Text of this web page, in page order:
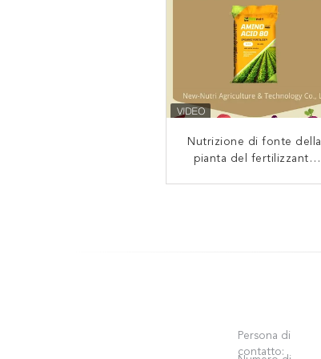
Nutrizione di fonte della
pianta del fertilizzante
Fertilizzante organico
15% dell'aminoacido
Persona di
contatto: